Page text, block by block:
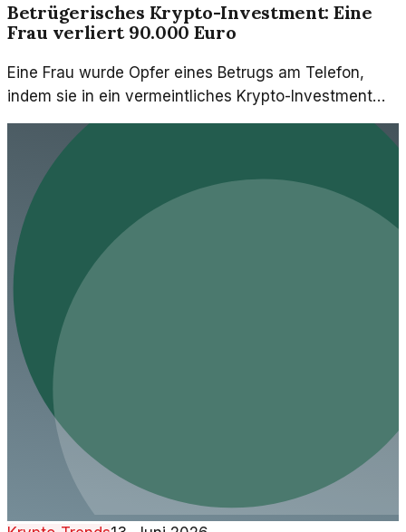
Betrügerisches Krypto-Investment: Eine
Frau verliert 90.000 Euro
Eine Frau wurde Opfer eines Betrugs am Telefon,
indem sie in ein vermeintliches Krypto-Investment
investierte und 90.000 Euro verlor. Die Masche wirft
ein Licht auf die Risiken im Krypto-Bereich.